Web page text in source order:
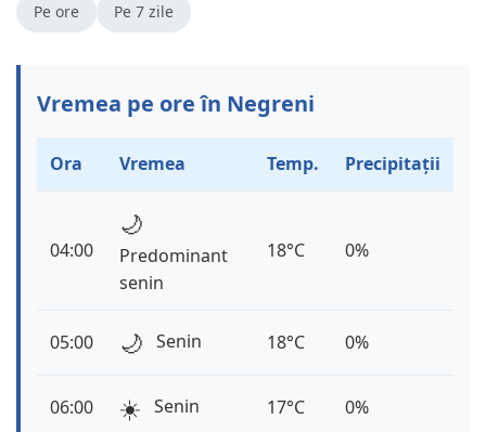
Pe ore Pe 7 zile
Vremea pe ore în Negreni
Ora Vremea Temp. Precipitații
04:00
🌙
Predominant
senin
18°C 0%
05:00 🌙 Senin 18°C 0%
06:00 ☀️ Senin 17°C 0%